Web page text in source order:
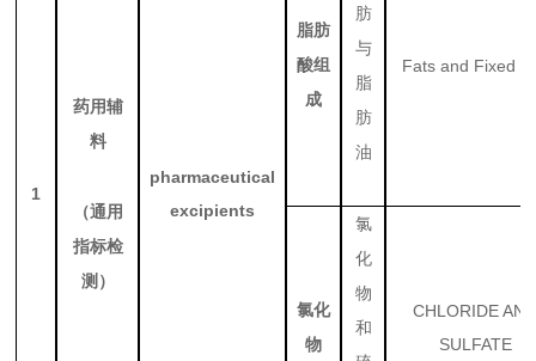
1
药用辅
料
（通用
指标检
测）
pharmaceutical
excipients
脂肪
酸组
成
肪
与
脂
肪
油
Fats and Fixed
氯化
物
氯
化
物
和
CHLORIDE
SULFATE